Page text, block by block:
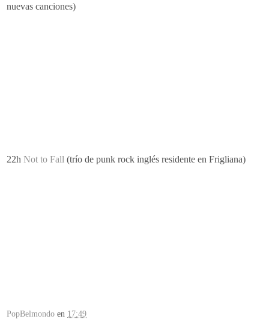
nuevas canciones)
22h Not to Fall (trío de punk rock inglés residente en Frigliana)
PopBelmondo en 17:49